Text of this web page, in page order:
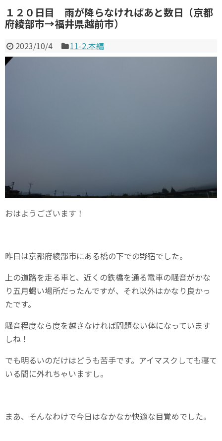
１２０日目 雨が降らなければあと数日（京都
府綾部市→福井県越前市）
2023/10/4 11-2.本編
おはようございます！
昨日は京都府綾部市にある橋の下での野宿でした。
上の道路を走る車と、近くの鉄橋を通る電車の騒音がかな
り五月蝿い場所だったんですが、それ以外はかなり良かっ
たです。
騒音程度なら度を越さなければ問題ない体になっています
しね！
でも明るいのだけはどうも苦手です。アイマスクしても寝て
いる間に外れちゃいますし。
まあ、そんなわけで今日はなかなか快適な目覚めでした。